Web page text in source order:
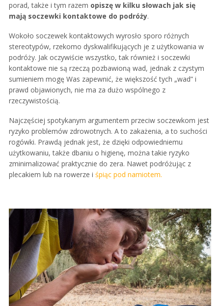
porad, także i tym razem opiszę w kilku słowach jak się
mają soczewki kontaktowe do podróży.
Wokoło soczewek kontaktowych wyrosło sporo różnych
stereotypów, rzekomo dyskwalifikujących je z użytkowania w
podróży. Jak oczywiście wszystko, tak również i soczewki
kontaktowe nie są rzeczą pozbawioną wad, jednak z czystym
sumieniem mogę Was zapewnić, że większość tych „wad” i
prawd objawionych, nie ma za dużo wspólnego z
rzeczywistością.
Najczęściej spotykanym argumentem przeciw soczewkom jest
ryzyko problemów zdrowotnych. A to zakażenia, a to suchości
rogówki. Prawdą jednak jest, że dzięki odpowiedniemu
użytkowaniu, także dbaniu o higienę, można takie ryzyko
zminimalizować praktycznie do zera. Nawet podróżując z
plecakiem lub na rowerze i śpiąc pod namiotem.